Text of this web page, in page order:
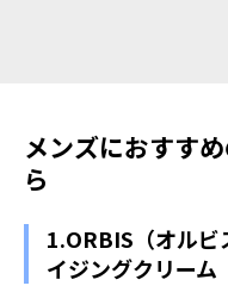
メンズにおすす
ら
1.ORBIS（オル
イジングクリーム